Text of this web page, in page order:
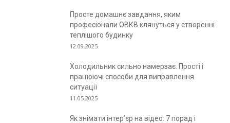
Просте домашнє завдання, яким
професіонали ОВКВ клянуться у створенні
теплішого будинку
12.09.2025
Холодильник сильно намерзає. Прості і
працюючі способи для виправлення
ситуації
11.05.2025
Як знімати інтер’єр на відео: 7 порад і